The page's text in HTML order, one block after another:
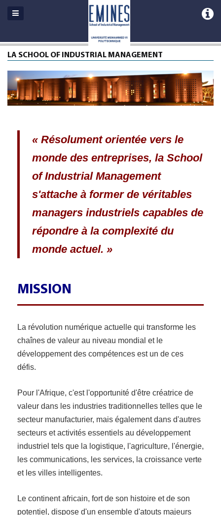
LA SCHOOL OF INDUSTRIAL MANAGEMENT
« Résolument orientée vers le
monde des entreprises, la School
of Industrial Management
s'attache à former de véritables
managers industriels capables de
répondre à la complexité du
monde actuel. »
MISSION
La révolution numérique actuelle qui transforme les
chaînes de valeur au niveau mondial et le
développement des compétences est un de ces
défis.
Pour l'Afrique, c'est l'opportunité d'être créatrice de
valeur dans les industries traditionnelles telles que le
secteur manufacturier, mais également dans d'autres
secteurs et activités essentiels au développement
industriel tels que la logistique, l'agriculture, l'énergie,
les communications, les services, la croissance verte
et les villes intelligentes.
Le continent africain, fort de son histoire et de son
potentiel, dispose d'un ensemble d'atouts majeurs